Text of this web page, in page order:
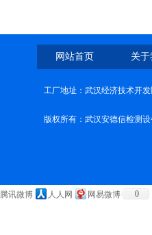
网站首页 关
工厂地址：武汉经济技术开
版权所有：武汉安德信检测
腾讯微博 人人网 网易微博 0